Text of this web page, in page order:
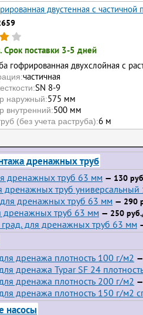
двустенная с
Срок поставки 3-5 дней
гофрированная двухслойная с
частичная
SN 8-9
наружный:575 мм
внутренний:500 мм
(без учета раструба):6 м
дренажных труб
дренажных труб 63 мм — 130
дренажных труб
дренажных труб 63 мм — 290
дренажных труб 63 мм — 250
град. для дренажных труб 63 мм
для дренажа плотность 100 г/м2
для дренажа Typar SF 24
для дренажа плотность 200 г/м2
для дренажа плотность 150 г/м2
насосы